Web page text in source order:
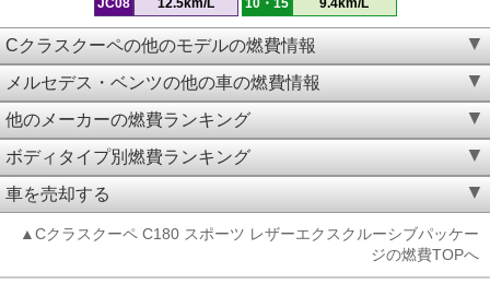
Cクラスクーペの他のモデルの燃費情報
メルセデス・ベンツの他の車の燃費情報
他のメーカーの燃費ランキング
ボディタイプ別燃費ランキング
車を売却する
▲Cクラスクーペ C180 スポーツ レザーエクスクルーシブパッケー
ジの燃費TOPへ